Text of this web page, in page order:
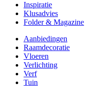
Inspiratie
Klusadvies
Folder & Magazine
Aanbiedingen
Raamdecoratie
Vloeren
Verlichting
Verf
Tuin